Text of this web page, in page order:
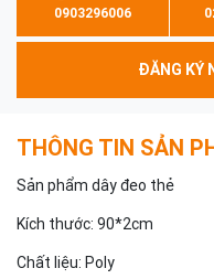
0903296006
ĐĂNG KÝ
THÔNG TIN SẢN
Sản phẩm dây đeo thẻ
Kích thước: 90*2cm
Chất liệu: Poly